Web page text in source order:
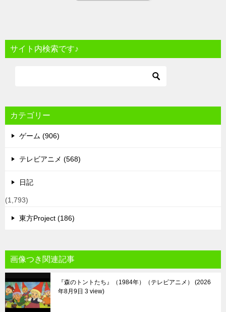
サイト内検索です♪
カテゴリー
ゲーム (906)
テレビアニメ (568)
日記
(1,793)
東方Project (186)
画像つき関連記事
『森のトントたち』（1984年）（テレビアニメ）
2026
年8月9日 3 view